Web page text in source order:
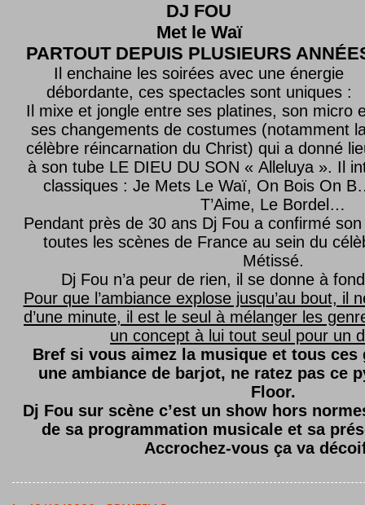
DJ FOU
Met le Waï
PARTOUT DEPUIS PLUSIEURS
Il enchaine les soirées avec une énergie
débordante, ces spectacles sont uniques :
Il mixe et jongle entre ses platines, son micro
ses changements de costumes (notamment
célèbre réincarnation du Christ) qui a donné
à son tube LE DIEU DU SON « Alleluya ». Il
classiques : Je Mets Le Waï, On Bois On
T’Aime, Le Bordel…
Pendant près de 30 ans Dj Fou a confirmé son
toutes les scènes de France au sein du
Métissé.
Dj Fou n’a peur de rien, il se donne à
Pour que l’ambiance explose jusqu’au bout, il
d’une minute, il est le seul à mélanger les
un concept à lui tout seul pour un
Bref si vous aimez la musique et tous ces
une ambiance de barjot, ne ratez pas ce
Floor.
Dj Fou sur scène c’est un show hors
de sa programmation musicale et sa
Accrochez-vous ça va